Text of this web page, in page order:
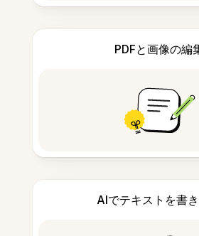
PDFと画像の編
AIでテキストを書